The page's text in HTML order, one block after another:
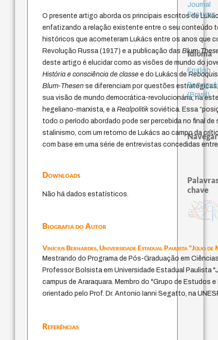
O presente artigo aborda os principais escritos de
enfatizando a relação existente entre o seu conteúdo
históricos que acometeram Lukács entre os anos que
Revolução Russa (1917) e a publicação dasBlum-
deste artigo é elucidar como as visões de mundo do
História e consciência de classee do Lukács de
Blum-Thesense diferenciam por questões
sua visão de mundo democrática-revolucionária, na
hegeliano-marxista, e aRealpolitiksoviética. Essa
todo o período abordado pode ser percebida no final de
stalinismo, com um retorno de Lukács ao campo da
com base em uma série de entrevistas concedidas
Downloads
Não há dados estatísticos.
Biografia do Autor
Vinícius Bernardes,Universidade Estadual Paulista "Júlio de
Mestrando do Programa de Pós-Graduação em
Professor Bolsista em Universidade Estadual Paulista
campus de Araraquara. Membro do "Grupo de Estudos
orientado pelo Prof. Dr. Antonio Ianni Segatto, na
Referências
Journal
Systems
Idioma
English
(Brasil)
Navegar
chave
fundamentalismo
jacobi
protágoras
experiência temporalmetafísica do tempo
género idade
intolerância
identidade nacional
homem-medida
j.c.m. neto
palavra
perdón
leyes
logos
pedagogia
lei
desejo
bataille
mind
therapy
philosophy
animais realidad